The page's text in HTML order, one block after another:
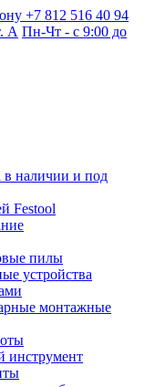
+7 812 516 40 94
А Пн-Чт - с 9:00 до
в наличии и под
Festool
пилы
устройства
монтажные
инструмент